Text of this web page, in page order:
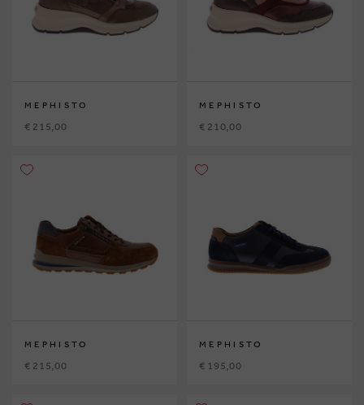
MEPHISTO
€ 215,00
MEPHISTO
€ 210,00
MEPHISTO
€ 215,00
MEPHISTO
€ 195,00